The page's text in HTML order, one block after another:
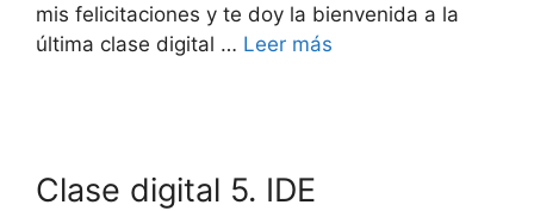
mis felicitaciones y te doy la bienvenida a la
última clase digital … Leer más
Clase digital 5. IDE